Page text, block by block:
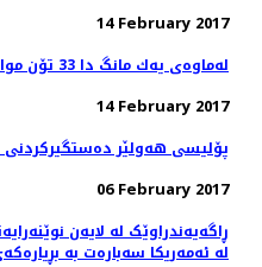
14 February 2017
14 February 2017
پۆلیسی هەولێر دەستگیركردنی 11 بكوژی ڕاگەیاند
06 February 2017
ڕاگەیەندراوێک لە لایەن
لە ئەمەریکا سەبارەت بە